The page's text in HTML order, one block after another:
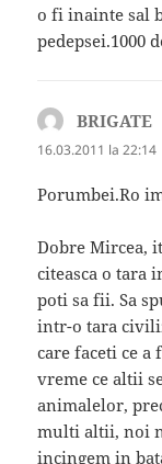
o fi inainte sal
pedepsei.1000
BRIGATE
16.03.2011 la 22:14
Porumbei.Ro
Dobre Mircea,
citeasca o tara
poti sa fii. Sa
intr-o tara
care faceti ce
vreme ce altii
animalelor,
multi altii, noi
incingem in